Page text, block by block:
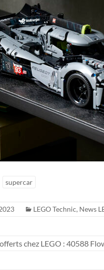
supercar
LEGO Technic, News
chez LEGO : 40588